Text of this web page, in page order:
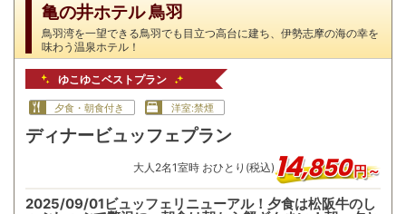
亀の井ホテル 鳥羽
鳥羽湾を一望できる鳥羽でも目立つ高台に建ち、伊勢志摩の海の幸を
味わう温泉ホテル！
ゆこゆこベストプラン
夕食・朝食付き 洋室:禁煙
ディナービュッフェプラン
大人 2名1室時 おひとり(税込)14,850円～
2025/09/01ビュッフェリニューアル！夕食は松阪牛のし